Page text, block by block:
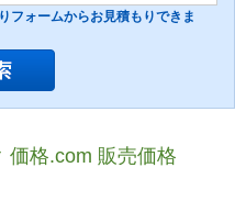
フォームからお見積もりできま
価格.com 販売価格